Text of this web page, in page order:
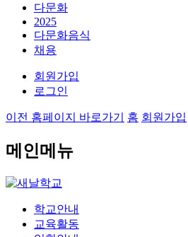
다문화
2025
다문화음식
채용
회원가입
로그인
이전 홈페이지 바로가기 홈 회원가입
메인메뉴
학교안내
교육활동